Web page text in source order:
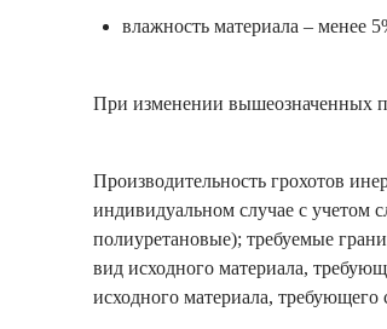
влажность материала – менее
При изменении вышеозначенных
Производительность грохотов
индивидуальном случае с учетом
полиуретановые); требуемые
вид исходного материала,
исходного материала, требующего